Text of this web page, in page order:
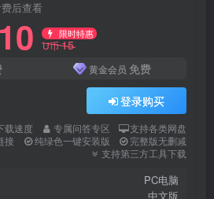
后查看
10 限时特惠
U币15
黄金会员 免费
登录购买
载速度 专属问答专区
支持各类网盘
接
纯绿色一键安装版
完整版无删减
支持第三方工具下载
PC电脑
中文版